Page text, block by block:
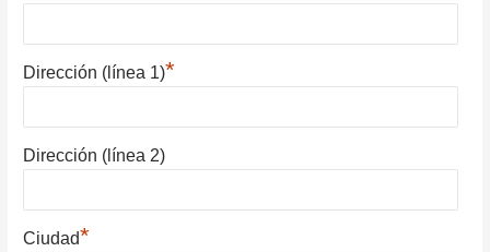
Dirección (línea 1)*
Dirección (línea 2)
Ciudad*